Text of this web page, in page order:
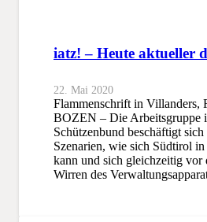
iatz! – Heute aktueller
22. Mai 2020
Flammenschrift in Villanders,
BOZEN – Die Arbeitsgruppe
Schützenbund beschäftigt
Szenarien, wie sich Südtirol
kann und sich gleichzeitig vor
Wirren des